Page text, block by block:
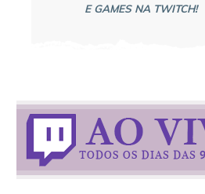
E GAMES NA TWITCH!